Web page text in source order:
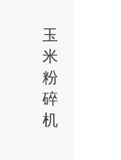
玉
米
粉
碎
机